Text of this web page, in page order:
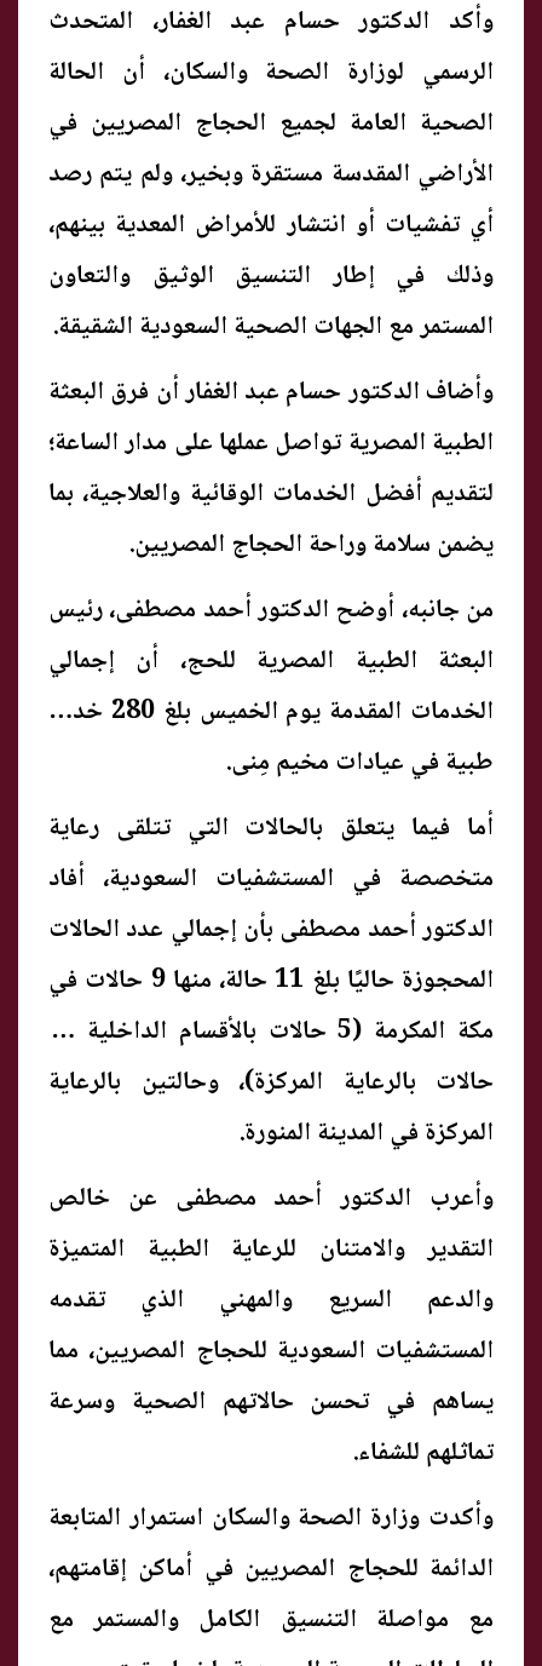
وأكد الدكتور حسام عبد الغفار، المتحدث
الرسمي لوزارة الصحة والسكان، أن الحالة
الصحية العامة لجميع الحجاج المصريين في
الأراضي المقدسة مستقرة وبخير، ولم يتم رصد
أي تفشيات أو انتشار للأمراض المعدية بينهم،
وذلك في إطار التنسيق الوثيق والتعاون
المستمر مع الجهات الصحية السعودية الشقيقة.
وأضاف الدكتور حسام عبد الغفار أن فرق البعثة
الطبية المصرية تواصل عملها على مدار الساعة؛
لتقديم أفضل الخدمات الوقائية والعلاجية، بما
يضمن سلامة وراحة الحجاج المصريين.
من جانبه، أوضح الدكتور أحمد مصطفى، رئيس
البعثة الطبية المصرية للحج، أن إجمالي
الخدمات المقدمة يوم الخميس بلغ 280 خدمة
طبية في عيادات مخيم مِنى.
أما فيما يتعلق بالحالات التي تتلقى رعاية
متخصصة في المستشفيات السعودية، أفاد
الدكتور أحمد مصطفى بأن إجمالي عدد الحالات
المحجوزة حاليًا بلغ 11 حالة، منها 9 حالات في
مكة المكرمة (5 حالات بالأقسام الداخلية و4
حالات بالرعاية المركزة)، وحالتين بالرعاية
المركزة في المدينة المنورة.
وأعرب الدكتور أحمد مصطفى عن خالص
التقدير والامتنان للرعاية الطبية المتميزة
والدعم السريع والمهني الذي تقدمه
المستشفيات السعودية للحجاج المصريين، مما
يساهم في تحسن حالاتهم الصحية وسرعة
تماثلهم للشفاء.
وأكدت وزارة الصحة والسكان استمرار المتابعة
الدائمة للحجاج المصريين في أماكن إقامتهم،
مع مواصلة التنسيق الكامل والمستمر مع